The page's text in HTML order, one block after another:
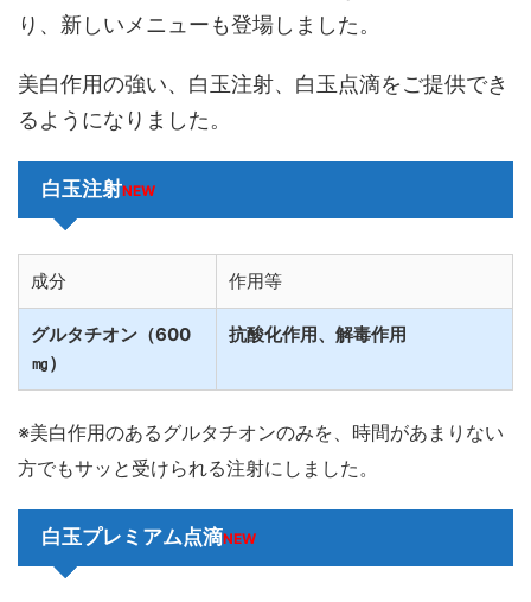
り、新しいメニューも登場しました。
美白作用の強い、白玉注射、白玉点滴をご提供でき
るようになりました。
白玉注射NEW
成分 作用等
グルタチオン（600
㎎）
抗酸化作用、解毒作用
※美白作用のあるグルタチオンのみを、時間があまりない
方でもサッと受けられる注射にしました。
白玉プレミアム点滴NEW